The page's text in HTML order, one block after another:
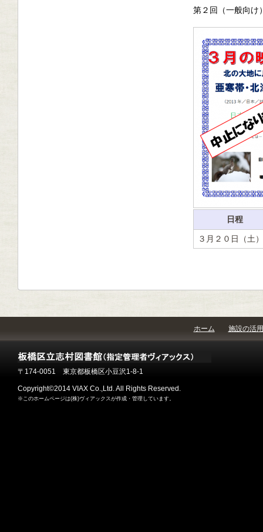
第２回（一般向け
日程
３月２０日（土）
ホーム 施設の活用
〒174-0051 東京都板橋区小豆沢1-8-1
Copyright©2014 VIAX Co.,Ltd. All Rights Reserved.
※このホームページは(株)ヴィアックスが作成・管理しています。